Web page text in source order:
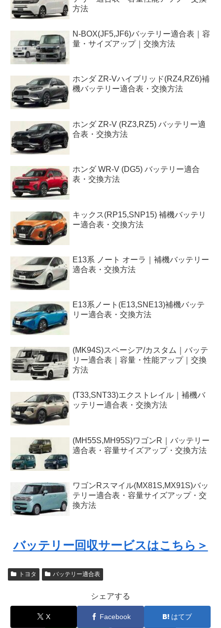
方法
N-BOX(JF5,JF6)バッテリー適合表｜容
量・サイズアップ｜交換方法
ホンダ ZR-Vハイブリッド(RZ4,RZ6)補
機バッテリー適合表・交換方法
ホンダ ZR-V (RZ3,RZ5) バッテリー適
合表・交換方法
ホンダ WR-V (DG5) バッテリー適合
表・交換方法
キックス(RP15,SNP15) 補機バッテリ
ー適合表・交換方法
E13系 ノート オーラ｜補機バッテリー
適合表・交換方法
E13系ノート(E13,SNE13)補機バッテ
リー適合表・交換方法
(MK94S)スペーシア/カスタム｜バッテ
リー適合表｜容量・性能アップ｜交換
方法
(T33,SNT33)エクストレイル｜補機バ
ッテリー適合表・交換方法
(MH55S,MH95S)ワゴンR｜バッテリー
適合表・容量サイズアップ・交換方法
ワゴンRスマイル(MX81S,MX91S)バッ
テリー適合表・容量サイズアップ・交
換方法
バッテリー回収サービスはこちら＞
トヨタ バッテリー適合表
シェアする
X Facebook はてブ